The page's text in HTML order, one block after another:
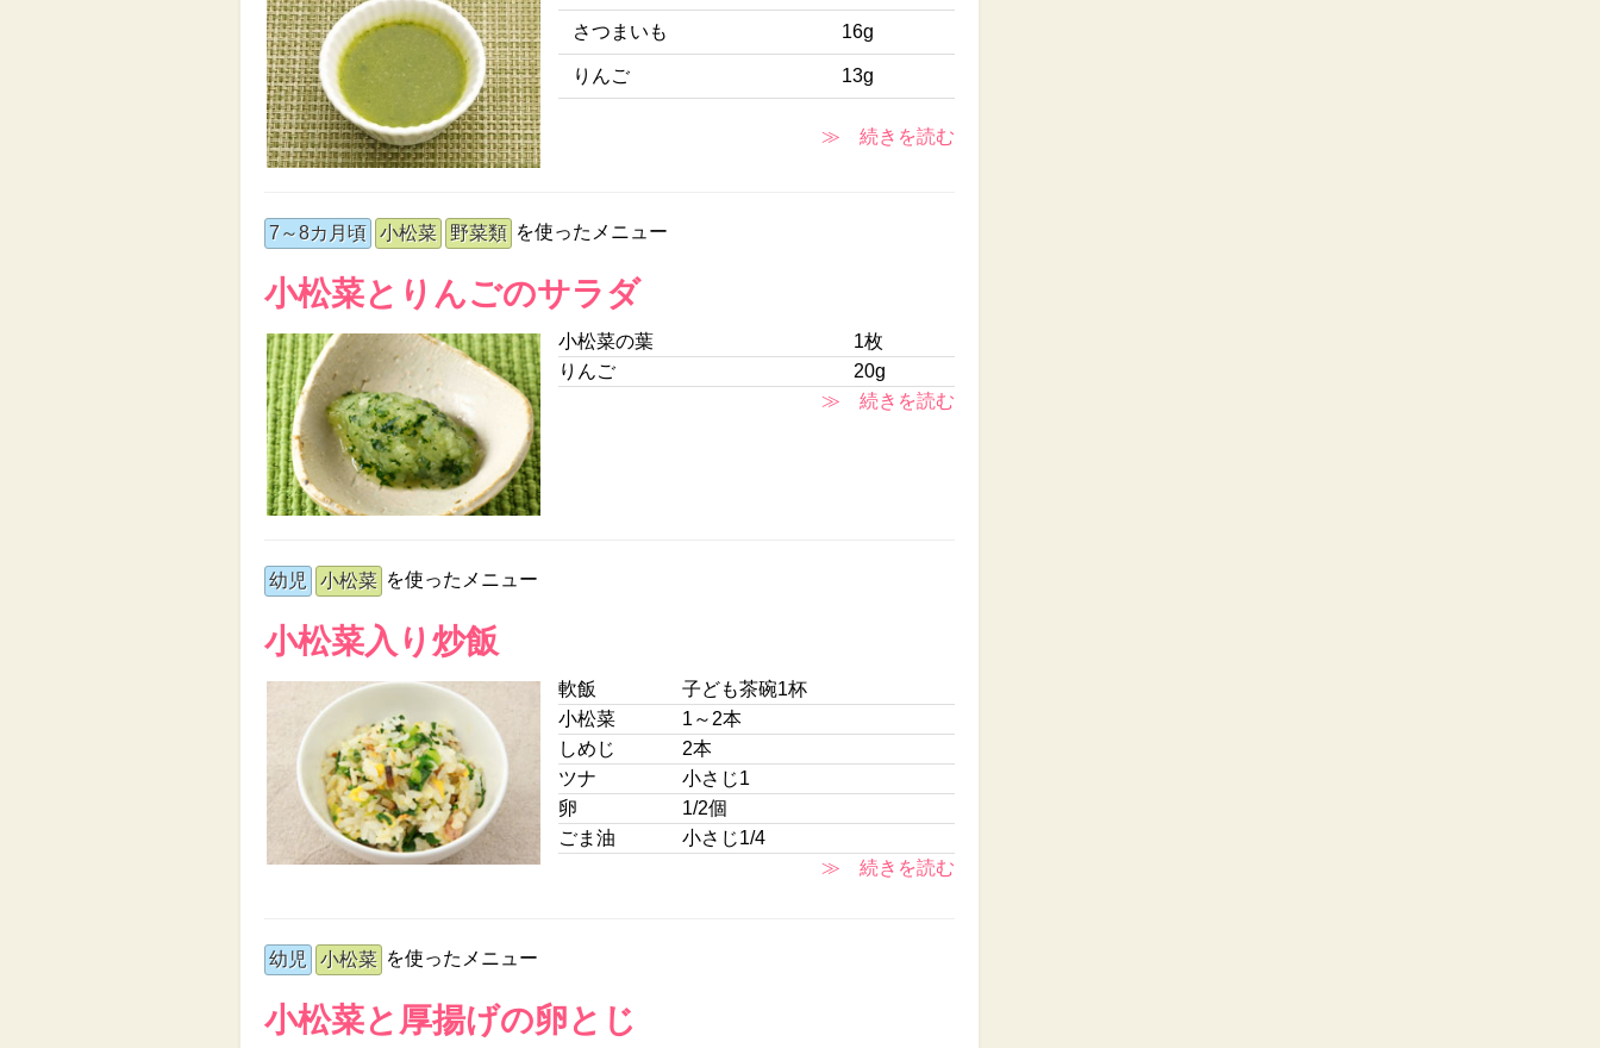
さつまいも 16g
りんご 13g
≫ 続きを読む
7～8カ月頃 小松菜 野菜類 を使ったメニュー
小松菜とりんごのサラダ
小松菜の葉
1枚
りんご
20g
≫ 続きを読む
幼児 小松菜 を使ったメニュー
小松菜入り炒飯
軟飯
子ども茶碗1杯
小松菜
1～2本
しめじ
2本
ツナ
小さじ1
卵
1/2個
ごま油
小さじ1/4
≫ 続きを読む
幼児 小松菜 を使ったメニュー
小松菜と厚揚げの卵とじ